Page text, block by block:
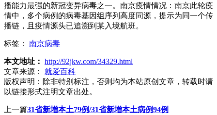
播能力最强的新冠变异病毒之一。南京疫情情况：南京此轮疫
情中，多个病例的病毒基因组序列高度同源，提示为同一个传
播链，且疫情源头已追溯到某入境航班。
标签： 南京病毒
本文地址： http://92jkw.com/34329.html
文章来源：
就爱百科
版权声明： 除非特别标注，否则均为本站原创文章，转载时请
以链接形式注明文章出处。
上一篇31省新增本土79例/31省新增本土病例94例